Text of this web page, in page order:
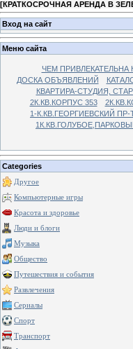
[КРАТКОСРОЧНАЯ АРЕНДА В
Вход на сайт
Меню сайта
ЧЕМ ПРИВЛЕКАТЕЛЬНА
ДОСКА ОБЪЯВЛЕНИЙ
КВАРТИРА-СТУДИЯ,
2К.КВ.КОРПУС 353
1-К.КВ.ГЕОРГИЕВСКИЙ ПР-
Categories
Другое
Компьютерные игры
Красота и здоровье
Люди и блоги
Музыка
Общество
Путешествия и события
Развлечения
Сериалы
Спорт
Транспорт